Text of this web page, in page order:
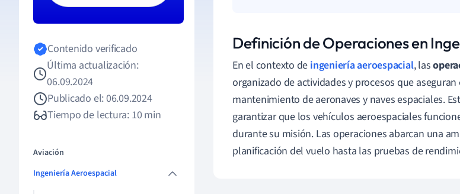
Contenido verificado
Última actualización:
06.09.2024
Publicado el: 06.09.2024
Tiempo de lectura: 10 min
Aviación
Ingeniería Aeroespacial
Definición de Operaciones en
En el contexto de ingeniería aeroespacial, las
organizado de actividades y procesos que
mantenimiento de aeronaves y naves espaciales.
garantizar que los vehículos aeroespaciales
durante su misión. Las operaciones abarcan una
planificación del vuelo hasta las pruebas de